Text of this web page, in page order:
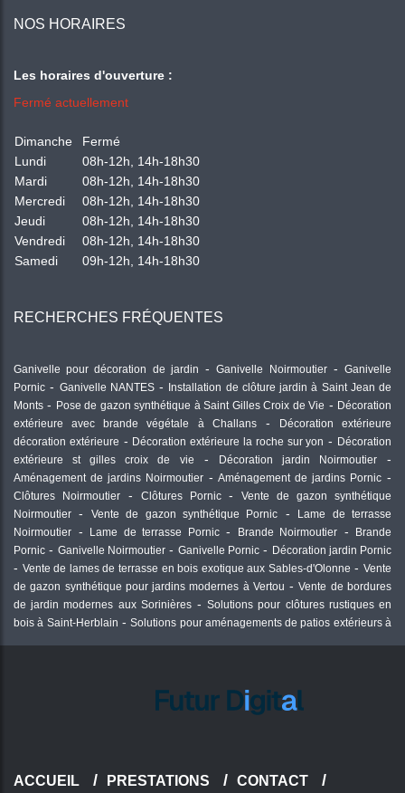
NOS HORAIRES
Les horaires d'ouverture :
Fermé actuellement
Dimanche
Fermé
Lundi
08h-12h, 14h-18h30
Mardi
08h-12h, 14h-18h30
Mercredi
08h-12h, 14h-18h30
Jeudi
08h-12h, 14h-18h30
Vendredi
08h-12h, 14h-18h30
Samedi
09h-12h, 14h-18h30
RECHERCHES FRÉQUENTES
Ganivelle pour décoration de jardin Ganivelle Noirmoutier
Ganivelle
Pornic
Ganivelle NANTES
Installation de clôture jardin à Saint Jean de
Monts
Pose de gazon synthétique à Saint Gilles Croix de Vie
Décoration
extérieure avec brande végétale à Challans
Décoration extérieure
décoration extérieure
Décoration extérieure la roche sur yon
Décoration
extérieure st gilles croix de vie
Décoration jardin Noirmoutier
Aménagement de jardins Noirmoutier
Aménagement de jardins Pornic
Clôtures Noirmoutier
Clôtures Pornic
Vente de gazon synthétique
Noirmoutier
Vente de gazon synthétique Pornic
Lame de terrasse
Noirmoutier
Lame de terrasse Pornic Brande Noirmoutier
Brande
Pornic
Ganivelle Noirmoutier Ganivelle Pornic
Décoration jardin Pornic
Vente de lames de terrasse en bois exotique aux Sables-d'Olonne
Vente
de gazon synthétique pour jardins modernes à Vertou
Vente de bordures
de jardin modernes aux Sorinières
Solutions pour clôtures rustiques en
bois à Saint-Herblain
Solutions pour aménagements de patios extérieurs à
Matériaux pour création de terrasses à Saint-Herblain
pour création de terrasses extérieures en bois à Noirmoutier
Fourniture de matériaux pour espaces verts résidentiels aux Sorinières
ACCUEIL PRESTATIONS CONTACT